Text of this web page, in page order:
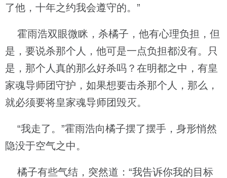
了他，十年之约我会遵守的。”
霍雨浩双眼微眯，杀橘子，他有心理负担，但
是，要说杀那个人，他可是一点负担都没有。只
是，那个人真的那么好杀吗？在明都之中，有皇
家魂导师团守护，如果想要击杀那个人，那么，
就必须要将皇家魂导师团毁灭。
“我走了。”霍雨浩向橘子摆了摆手，身形悄然
隐没于空气之中。
橘子有些气结，突然道：“我告诉你我的目标